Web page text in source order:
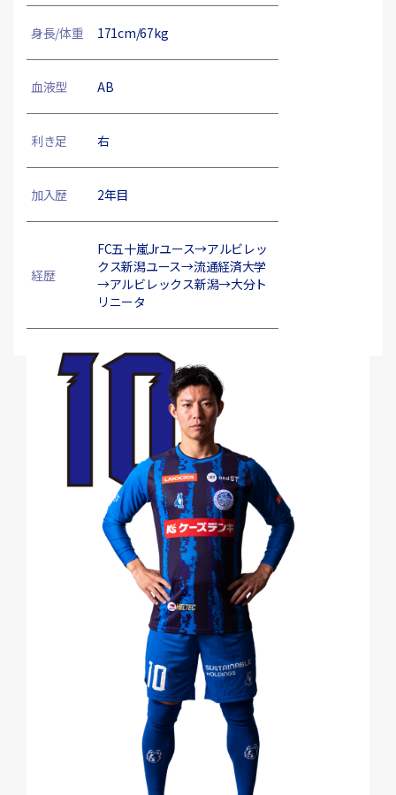
身長/体重 171cm/67kg
血液型 AB
利き足 右
加入歴 2年目
経歴
FC五十嵐Jrユース→アルビレッ
クス新潟ユース→流通経済大学
→アルビレックス新潟→大分ト
リニータ